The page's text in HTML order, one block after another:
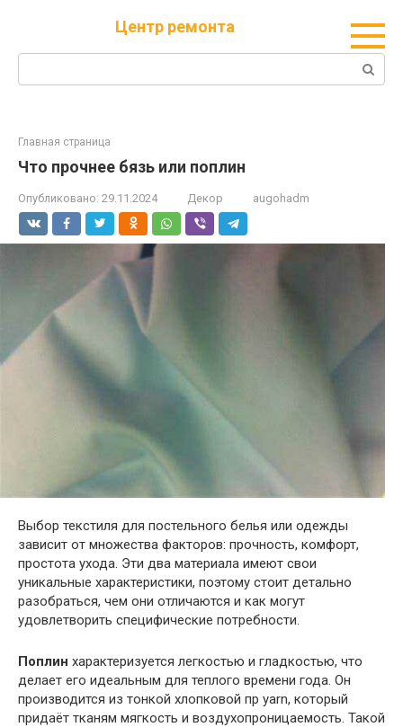
Центр ремонта
Поиск:
Главная страница
Что прочнее бязь или поплин
Опубликовано: 29.11.2024 Декор augohadm
Выбор текстиля для постельного белья или одежды
зависит от множества факторов: прочность, комфорт,
простота ухода. Эти два материала имеют свои
уникальные характеристики, поэтому стоит детально
разобраться, чем они отличаются и как могут
удовлетворить специфические потребности.
Поплин характеризуется легкостью и гладкостью, что
делает его идеальным для теплого времени года. Он
производится из тонкой хлопковой пр yarn, который
придаёт тканям мягкость и воздухопроницаемость. Такой